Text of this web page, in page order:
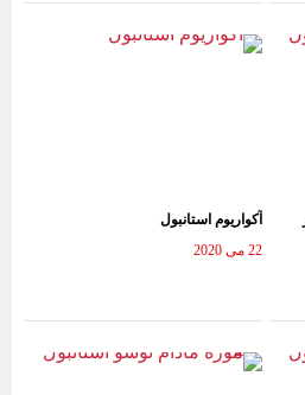
آکواریوم استانبول
22 می 2020